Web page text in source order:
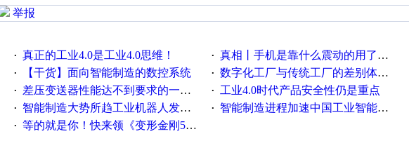
举报
· 真正的工业4.0是工业4.0思维！ · 真相丨手机是靠什么震动的用了这么多年才知道！
· 【干货】面向智能制造的数控系统 · 数字化工厂与传统工厂的差别体现在哪里？
· 差压变送器性能达不到要求的一些因素 · 工业4.0时代产品安全性仍是重点
· 智能制造大势所趋工业机器人发展迅猛 · 智能制造进程加速中国工业智能化之路发展趋势明显
· 等的就是你！快来领《变形金刚5》观影券